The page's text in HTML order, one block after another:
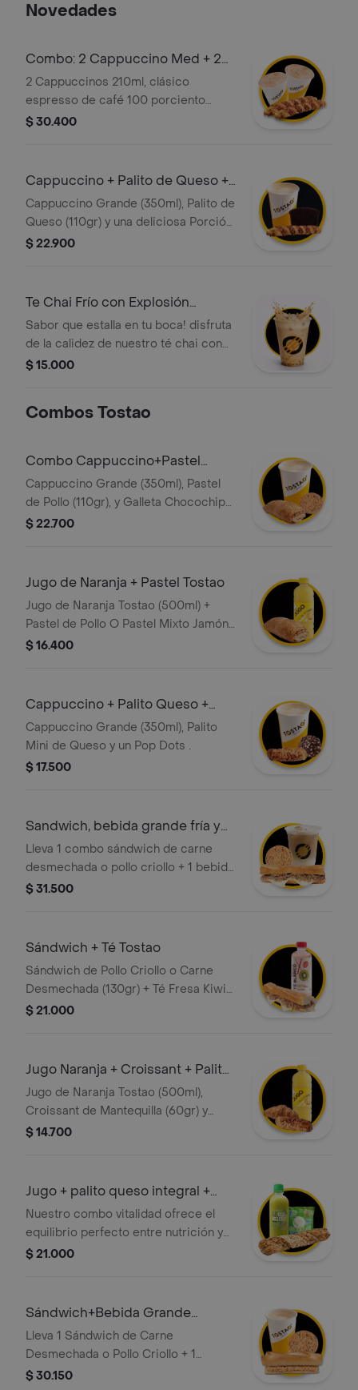
Novedades
Combo: 2 Cappuccino Med + 2
Palito Queso
2 Cappuccinos 210ml, clásico
espresso de café 100 porciento
colombiano, con la proporción
2 Deliciosos Palitos de Queso (110 gr),
hechos a partir de masa de hojaldre
con relleno de queso.
$ 30.400
Cappuccino + Palito de Queso +
Torta
Cappuccino Grande (350ml), Palito de
Queso (110gr) y una deliciosa Porción
de Torta de Chocolate
$ 22.900
Te Chai Frío con Explosión
Caramelo
Sabor que estalla en tu boca! disfruta
de la calidez de nuestro té chai con
leche cremosa y el toque dulce del
liberan todo su sabor al morderlas.
especias y diversión en cada sorbo.
$ 15.000
Combos Tostao
Combo Cappuccino+Pastel
Pollo+Galleta
Cappuccino Grande (350ml), Pastel
de Pollo (110gr), y Galleta Chocochips
o avena (50gr)
$ 22.700
Jugo de Naranja + Pastel Tostao
Jugo de Naranja Tostao (500ml) +
Pastel de Pollo O Pastel Mixto Jamón
Y Queso (110gr)
$ 16.400
Cappuccino + Palito Queso +
Pop Dots
Cappuccino Grande (350ml), Palito
Mini de Queso y un Pop Dots .
$ 17.500
Sandwich, bebida grande fría y
gallleta
Lleva 1 combo sándwich de carne
desmechada o pollo criollo + 1 bebida
grande 350 ml + 1 galleta
$ 31.500
Sándwich + Té Tostao
Sándwich de Pollo Criollo o Carne
Desmechada (130gr) + Té Fresa Kiwi
(400ml) O Té Blanco Piña Mangostino
$ 21.000
Jugo Naranja + Croissant + Palito
Q Mini
Jugo de Naranja Tostao (500ml),
Croissant de Mantequilla (60gr) y
Palito de Queso Mini
$ 14.700
Jugo + palito queso integral +
queso
Nuestro combo vitalidad ofrece el
equilibrio perfecto entre nutrición y
sabor artesanal; incluye un palito de
un refrescante jugo verde o de
$ 21.000
Sándwich+Bebida Grande
Caliente+Galleta
Lleva 1 Sándwich de Carne
Desmechada o Pollo Criollo + 1
Cappuccino o Latte Grande Caliente
$ 30.150